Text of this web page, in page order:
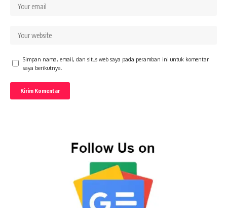
Simpan nama, email, dan situs web saya pada peramban ini untuk komentar
saya berikutnya.